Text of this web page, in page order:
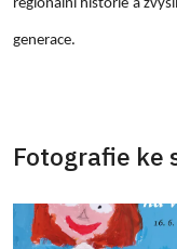
regionální historie a
generace.
Fotografie ke